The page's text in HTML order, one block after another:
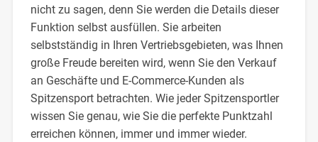
nicht zu sagen, denn Sie werden die Details dieser
Funktion selbst ausfüllen. Sie arbeiten
selbstständig in Ihren Vertriebsgebieten, was Ihnen
große Freude bereiten wird, wenn Sie den Verkauf
an Geschäfte und E-Commerce-Kunden als
Spitzensport betrachten. Wie jeder Spitzensportler
wissen Sie genau, wie Sie die perfekte Punktzahl
erreichen können, immer und immer wieder.